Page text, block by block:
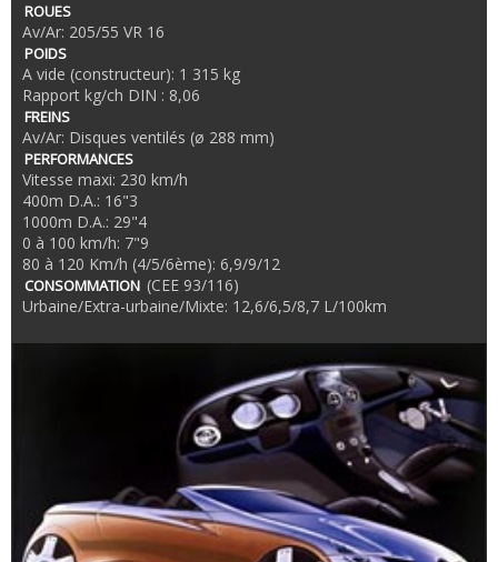
ROUES
Av/Ar: 205/55 VR 16
POIDS
A vide (constructeur): 1 315 kg
Rapport kg/ch DIN : 8,06
FREINS
Av/Ar: Disques ventilés (ø 288 mm)
PERFORMANCES
Vitesse maxi: 230 km/h
400m D.A.: 16"3
1000m D.A.: 29"4
0 à 100 km/h: 7"9
80 à 120 Km/h (4/5/6ème): 6,9/9/12
CONSOMMATION (CEE 93/116)
Urbaine/Extra-urbaine/Mixte: 12,6/6,5/8,7 L/100km